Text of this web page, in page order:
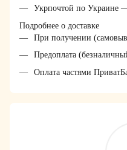
Укрпочтой по Украине
Подробнее о доставке
При получении
Предоплата
Оплата частями